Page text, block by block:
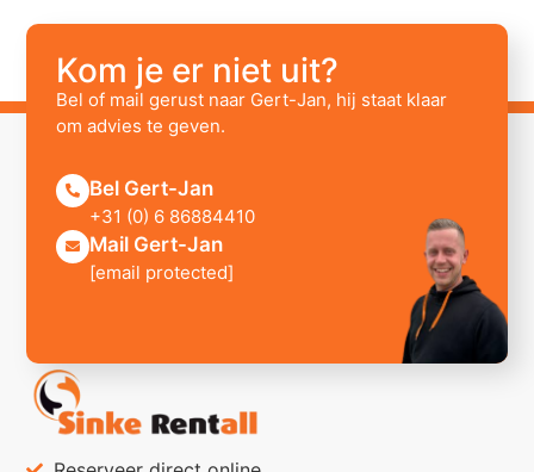
Kom je er niet uit?
Bel of mail gerust naar Gert-Jan, hij staat klaar
om advies te geven.
Bel Gert-Jan
+31 (0) 6 86884410
Mail Gert-Jan
[email protected]